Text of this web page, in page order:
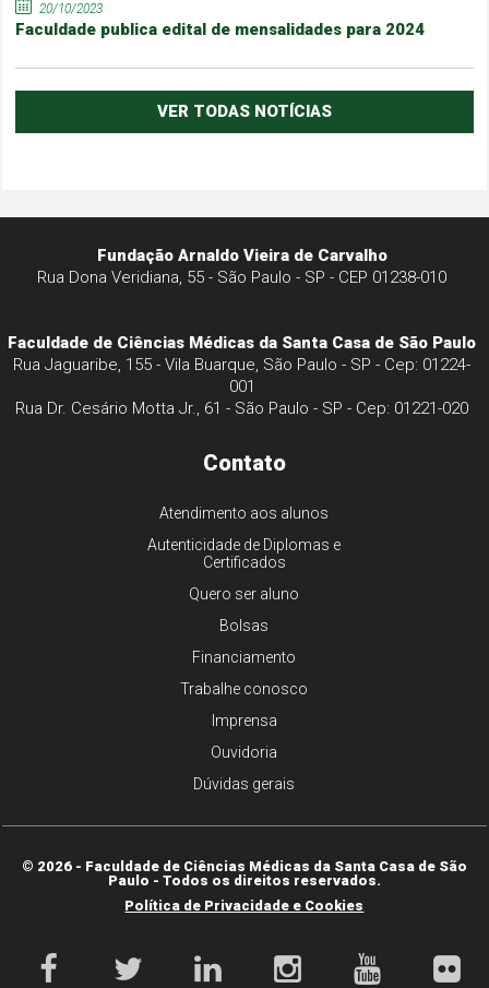
20/10/2023
Faculdade publica edital de mensalidades para 2024
VER TODAS NOTÍCIAS
Fundação Arnaldo Vieira de Carvalho
Rua Dona Veridiana, 55 - São Paulo - SP - CEP 01238-010
Faculdade de Ciências Médicas da Santa Casa de São Paulo
Rua Jaguaribe, 155 - Vila Buarque, São Paulo - SP - Cep: 01224-
001
Rua Dr. Cesário Motta Jr., 61 - São Paulo - SP - Cep: 01221-020
Contato
Atendimento aos alunos
Autenticidade de Diplomas e
Certificados
Quero ser aluno
Bolsas
Financiamento
Trabalhe conosco
Imprensa
Ouvidoria
Dúvidas gerais
© 2026 - Faculdade de Ciências Médicas da Santa Casa de São
Paulo - Todos os direitos reservados.
Política de Privacidade e Cookies